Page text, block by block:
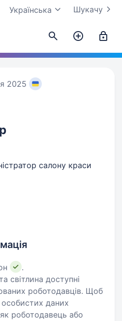
Шукачу
Українська
2025
салону краси
.
світлина доступні
роботодавців. Щоб
даних
як роботодавець або